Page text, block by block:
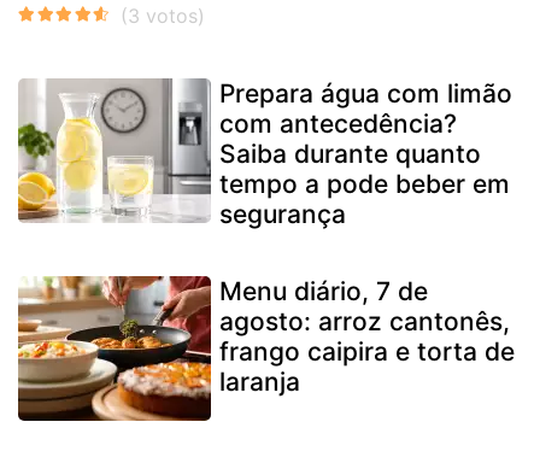
Prepara água com limão
com antecedência?
Saiba durante quanto
tempo a pode beber em
segurança
Menu diário, 7 de
agosto: arroz cantonês,
frango caipira e torta de
laranja